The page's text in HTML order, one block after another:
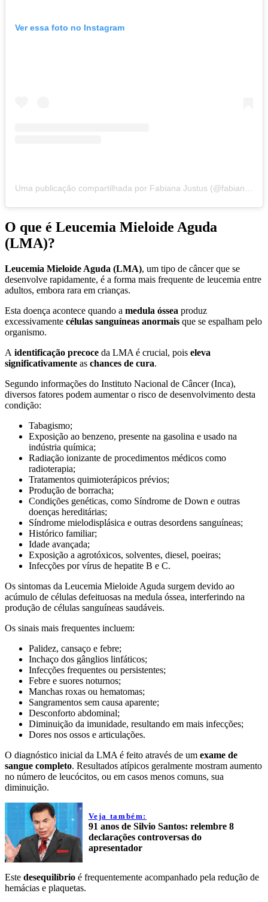
Ver essa foto no Instagram
O que é Leucemia Mieloide Aguda
(LMA)?
Leucemia Mieloide Aguda (LMA), um tipo de câncer que se
desenvolve rapidamente, é a forma mais frequente de leucemia entre
adultos, embora rara em crianças.
Esta doença acontece quando a medula óssea produz
excessivamente células sanguíneas anormais que se espalham pelo
organismo.
A identificação precoce da LMA é crucial, pois eleva
significativamente as chances de cura.
Segundo informações do Instituto Nacional de Câncer (Inca),
diversos fatores podem aumentar o risco de desenvolvimento desta
condição:
Tabagismo;
Exposição ao benzeno, presente na gasolina e usado na
indústria química;
Radiação ionizante de procedimentos médicos como
radioterapia;
Tratamentos quimioterápicos prévios;
Produção de borracha;
Condições genéticas, como Síndrome de Down e outras
doenças hereditárias;
Síndrome mielodisplásica e outras desordens sanguíneas;
Histórico familiar;
Idade avançada;
Exposição a agrotóxicos, solventes, diesel, poeiras;
Infecções por vírus de hepatite B e C.
Os sintomas da Leucemia Mieloide Aguda surgem devido ao
acúmulo de células defeituosas na medula óssea, interferindo na
produção de células sanguíneas saudáveis.
Os sinais mais frequentes incluem:
Palidez, cansaço e febre;
Inchaço dos gânglios linfáticos;
Infecções frequentes ou persistentes;
Febre e suores noturnos;
Manchas roxas ou hematomas;
Sangramentos sem causa aparente;
Desconforto abdominal;
Diminuição da imunidade, resultando em mais infecções;
Dores nos ossos e articulações.
O diagnóstico inicial da LMA é feito através de um exame de
sangue completo. Resultados atípicos geralmente mostram aumento
no número de leucócitos, ou em casos menos comuns, sua
diminuição.
Veja também:
91 anos de Silvio Santos: relembre 8
declarações controversas do
apresentador
Este desequilíbrio é frequentemente acompanhado pela redução de
hemácias e plaquetas.